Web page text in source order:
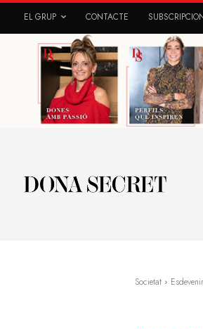
EL GRUP CONTACTE
Societat